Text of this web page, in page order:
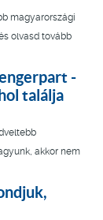
magyarországi
olvasd tovább
-
találja
akkor nem